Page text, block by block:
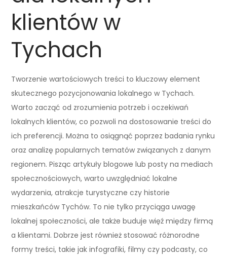
klientów w
Tychach
Tworzenie wartościowych treści to kluczowy element
skutecznego pozycjonowania lokalnego w Tychach.
Warto zacząć od zrozumienia potrzeb i oczekiwań
lokalnych klientów, co pozwoli na dostosowanie treści do
ich preferencji. Można to osiągnąć poprzez badania rynku
oraz analizę popularnych tematów związanych z danym
regionem. Pisząc artykuły blogowe lub posty na mediach
społecznościowych, warto uwzględniać lokalne
wydarzenia, atrakcje turystyczne czy historie
mieszkańców Tychów. To nie tylko przyciąga uwagę
lokalnej społeczności, ale także buduje więź między firmą
a klientami. Dobrze jest również stosować różnorodne
formy treści, takie jak infografiki, filmy czy podcasty, co